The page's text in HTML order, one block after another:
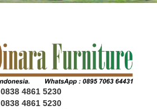
0838 4861 5230
0838 4861 5230